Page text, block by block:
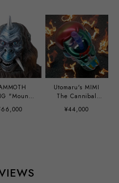
"Mount
Tsutomu"
ver.
Utomaru's MIMI
The Cannibal
Girl hand paint
custom by Mirock
¥44,000